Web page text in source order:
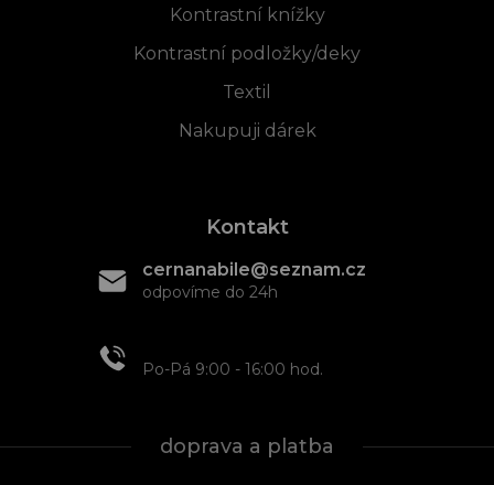
Kontrastní knížky
Kontrastní podložky/deky
Textil
Nakupuji dárek
Kontakt
cernanabile@seznam.cz
odpovíme do 24h
Po-Pá 9:00 - 16:00 hod.
doprava a platba